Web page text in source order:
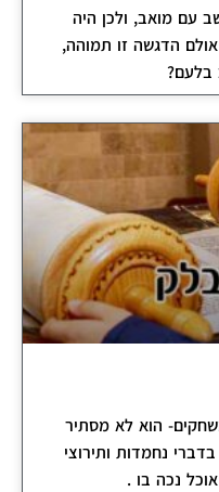
עם מואב, ולכן היה
הדגשה זו תמוהה,
בלעם?
הוא לא מסתיר
נחמדות ותירוצי
נכה בו .